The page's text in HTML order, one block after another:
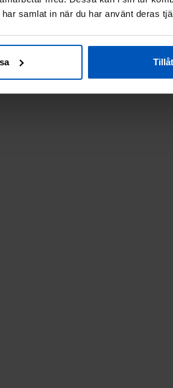
samlat in när du har använt deras